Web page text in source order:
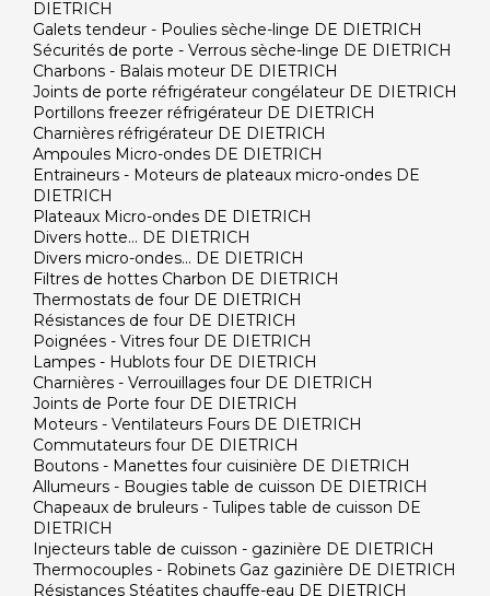
DIETRICH
Galets tendeur - Poulies sèche-linge DE DIETRICH
Sécurités de porte - Verrous sèche-linge DE DIETRICH
Charbons - Balais moteur DE DIETRICH
Joints de porte réfrigérateur congélateur DE DIETRICH
Portillons freezer réfrigérateur DE DIETRICH
Charnières réfrigérateur DE DIETRICH
Ampoules Micro-ondes DE DIETRICH
Entraineurs - Moteurs de plateaux micro-ondes DE
DIETRICH
Plateaux Micro-ondes DE DIETRICH
Divers hotte... DE DIETRICH
Divers micro-ondes... DE DIETRICH
Filtres de hottes Charbon DE DIETRICH
Thermostats de four DE DIETRICH
Résistances de four DE DIETRICH
Poignées - Vitres four DE DIETRICH
Lampes - Hublots four DE DIETRICH
Charnières - Verrouillages four DE DIETRICH
Joints de Porte four DE DIETRICH
Moteurs - Ventilateurs Fours DE DIETRICH
Commutateurs four DE DIETRICH
Boutons - Manettes four cuisinière DE DIETRICH
Allumeurs - Bougies table de cuisson DE DIETRICH
Chapeaux de bruleurs - Tulipes table de cuisson DE
DIETRICH
Injecteurs table de cuisson - gazinière DE DIETRICH
Thermocouples - Robinets Gaz gazinière DE DIETRICH
Résistances Stéatites chauffe-eau DE DIETRICH